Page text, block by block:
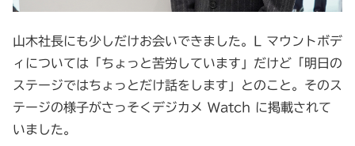
山木社長にも少しだけお会いできました。L マウントボデ
ィについては「ちょっと苦労しています」だけど「明日の
ステージではちょっとだけ話をします」とのこと。そのス
テージの様子がさっそくデジカメ Watch に掲載されて
いました。